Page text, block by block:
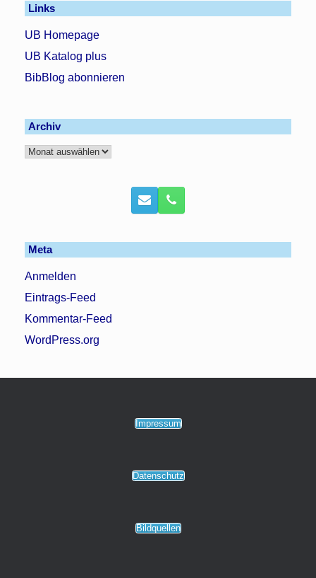
Links
UB Homepage
UB Katalog plus
BibBlog abonnieren
Archiv
Archiv
Meta
Anmelden
Eintrags-Feed
Kommentar-Feed
WordPress.org
Impressum
Datenschutz
Bildquellen